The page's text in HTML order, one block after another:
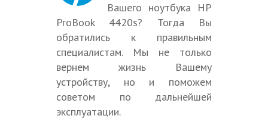
Вашего ноутбука HP
ProBook 4420s? Тогда Вы
обратились к правильным
специалистам. Мы не только
вернем жизнь Вашему
устройству, но и поможем
советом по дальнейшей
эксплуатации.